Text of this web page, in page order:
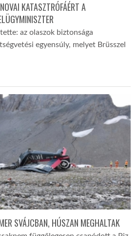
KATASZTRÓFÁÉRT A
az olaszok biztonsága
egyensúly, melyet Brüsszel
SVÁJCBAN, HÚSZAN MEGHALTAK